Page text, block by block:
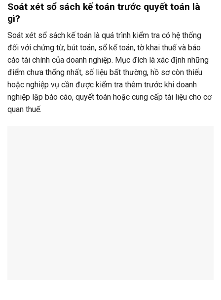
Soát xét sổ sách kế toán trước quyết toán là
gì?
Soát xét sổ sách kế toán là quá trình kiểm tra có hệ thống
đối với chứng từ, bút toán, sổ kế toán, tờ khai thuế và báo
cáo tài chính của doanh nghiệp. Mục đích là xác định những
điểm chưa thống nhất, số liệu bất thường, hồ sơ còn thiếu
hoặc nghiệp vụ cần được kiểm tra thêm trước khi doanh
nghiệp lập báo cáo, quyết toán hoặc cung cấp tài liệu cho cơ
quan thuế.